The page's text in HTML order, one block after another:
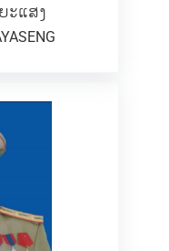
ະແສງ